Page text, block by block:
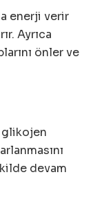
enerji verir
Ayrıca
önler ve
glikojen
devam